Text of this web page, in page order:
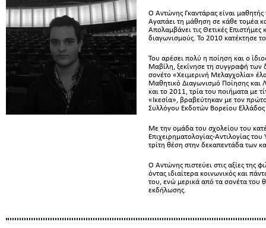
Ο Αντώνης Γκαντάρας είναι
Αγαπάει τη μάθηση σε κάθε τομέα
Απολαμβάνει τις Θετικές
διαγωνισμούς. Το 2010 κατέκτησε
Του αρέσει πολύ η ποίηση και ο
Μαβίλη, ξεκίνησε τη συγγραφή
σονέτο «Χειμερινή Μελαγχολία»
Μαθητικό Διαγωνισμό Ποίησης και
και το 2011, τρία του ποιήματα με
«Ικεσία», βραβεύτηκαν με τον
Συλλόγου Εκδοτών Βορείου Ελλάδος
Με την ομάδα του σχολείου του
Επιχειρηματολογίας-Αντιλογίας
τρίτη θέση στην δεκαπεντάδα των
Ο Αντώνης πιστεύει στις αξίες της
όντας ιδιαίτερα κοινωνικός και
του, ενώ μερικά από τα σονέτα του
εκδήλωσης.